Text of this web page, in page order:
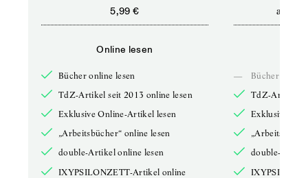
5,99 €
Online lesen
Bücher online lesen
TdZ-Artikel seit 2013 online lesen
Exklusive Online-Artikel lesen
„Arbeitsbücher“ online lesen
double-Artikel online lesen
IXYPSILONZETT-Artikel online
ab
—
Bücher online
TdZ-Artikel
Exklusive
double-